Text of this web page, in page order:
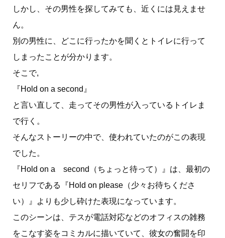
しかし、その男性を探してみても、近くには見えませ
ん。
別の男性に、どこに行ったかを聞くとトイレに行って
しまったことが分かります。
そこで,
『Hold on a second』
と言い直して、走ってその男性が入っているトイレま
で行く。
そんなストーリーの中で、使われていたのがこの表現
でした。
『Hold on a second（ちょっと待って）』は、最初の
セリフである『Hold on please（少々お待ちくださ
い）』よりも少し砕けた表現になっています。
このシーンは、テスが電話対応などのオフィスの雑務
をこなす姿をコミカルに描いていて、彼女の奮闘を印